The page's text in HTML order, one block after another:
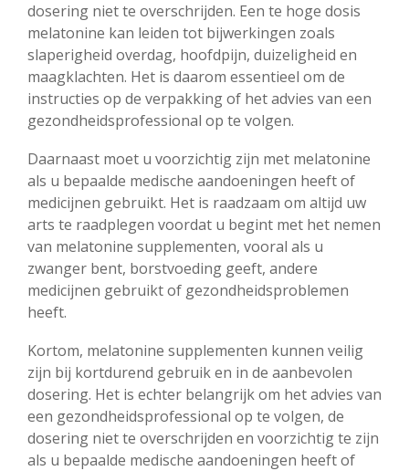
dosering niet te overschrijden. Een te hoge dosis
melatonine kan leiden tot bijwerkingen zoals
slaperigheid overdag, hoofdpijn, duizeligheid en
maagklachten. Het is daarom essentieel om de
instructies op de verpakking of het advies van een
gezondheidsprofessional op te volgen.
Daarnaast moet u voorzichtig zijn met melatonine
als u bepaalde medische aandoeningen heeft of
medicijnen gebruikt. Het is raadzaam om altijd uw
arts te raadplegen voordat u begint met het nemen
van melatonine supplementen, vooral als u
zwanger bent, borstvoeding geeft, andere
medicijnen gebruikt of gezondheidsproblemen
heeft.
Kortom, melatonine supplementen kunnen veilig
zijn bij kortdurend gebruik en in de aanbevolen
dosering. Het is echter belangrijk om het advies van
een gezondheidsprofessional op te volgen, de
dosering niet te overschrijden en voorzichtig te zijn
als u bepaalde medische aandoeningen heeft of